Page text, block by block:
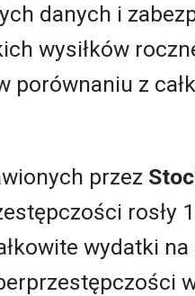
danych i
wysiłków
porównaniu z
przez
rosły
wydatki